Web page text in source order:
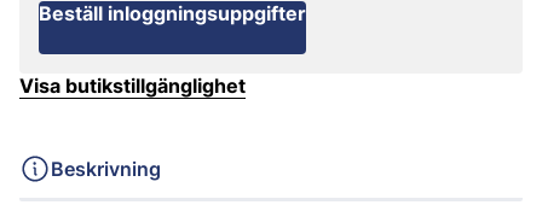
Beställ inloggningsuppgifter
Visa butikstillgänglighet
Beskrivning